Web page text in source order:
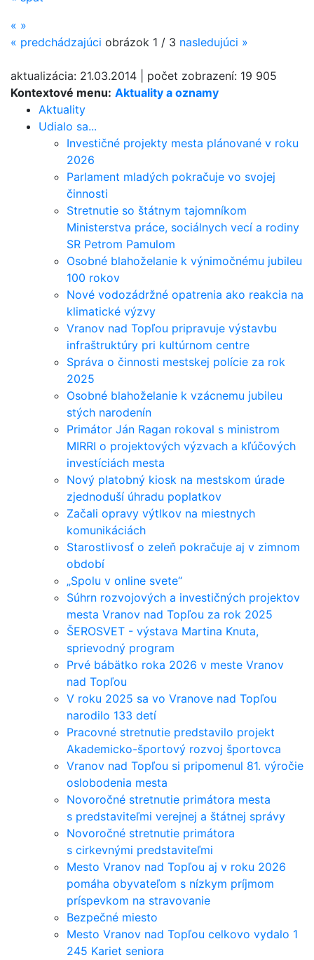
Kontextové menu: Aktuality a oznamy
Aktuality
Udialo sa...
Investičné projekty mesta plánované v roku
2026
Parlament mladých pokračuje vo svojej
činnosti
Stretnutie so štátnym tajomníkom
Ministerstva práce, sociálnych vecí a rodiny
SR Petrom Pamulom
Osobné blahoželanie k výnimočnému jubileu
100 rokov
Nové vodozádržné opatrenia ako reakcia na
klimatické výzvy
Vranov nad Topľou pripravuje výstavbu
infraštruktúry pri kultúrnom centre
Správa o činnosti mestskej polície za rok
2025
Osobné blahoželanie k vzácnemu jubileu
stých narodenín
Primátor Ján Ragan rokoval s ministrom
MIRRI o projektových výzvach a kľúčových
investíciách mesta
Nový platobný kiosk na mestskom úrade
zjednoduší úhradu poplatkov
Začali opravy výtlkov na miestnych
komunikáciách
Starostlivosť o zeleň pokračuje aj v zimnom
období
„Spolu v online svete“
Súhrn rozvojových a investičných projektov
mesta Vranov nad Topľou za rok 2025
ŠEROSVET - výstava Martina Knuta,
sprievodný program
Prvé bábätko roka 2026 v meste Vranov
nad Topľou
V roku 2025 sa vo Vranove nad Topľou
narodilo 133 detí
Pracovné stretnutie predstavilo projekt
Akademicko-športový rozvoj športovca
Vranov nad Topľou si pripomenul 81. výročie
oslobodenia mesta
Novoročné stretnutie primátora mesta
s predstaviteľmi verejnej a štátnej správy
Novoročné stretnutie primátora
s cirkevnými predstaviteľmi
Mesto Vranov nad Topľou aj v roku 2026
pomáha obyvateľom s nízkym príjmom
príspevkom na stravovanie
Bezpečné miesto
Mesto Vranov nad Topľou celkovo vydalo 1
245 Kariet seniora
« »
« predchádzajúci obrázok 1 / 3 nasledujúci »
aktualizácia: 21.03.2014 počet zobrazení: 19 905